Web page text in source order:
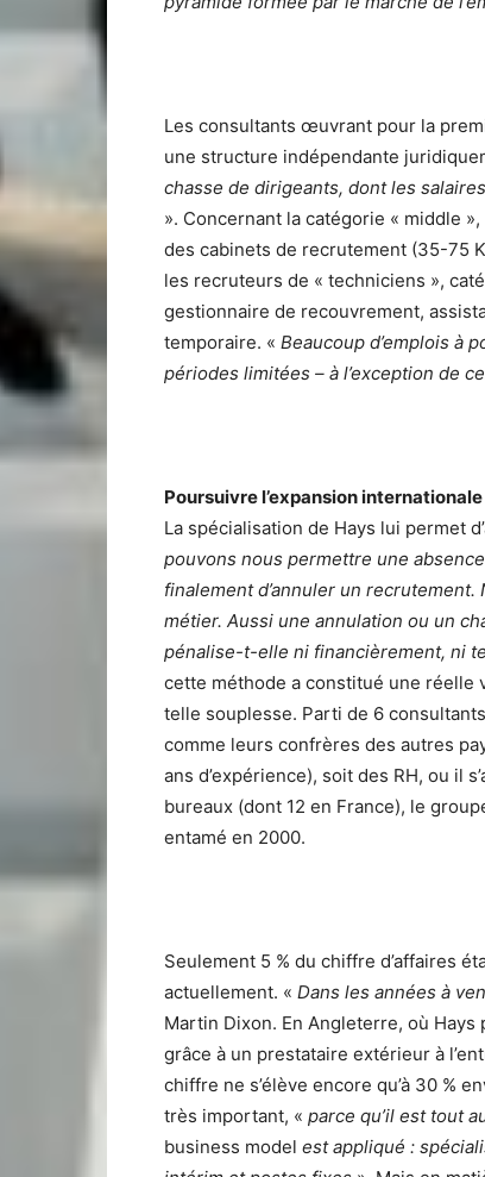
Les consultants œuvrant pour la
une structure indépendante
chasse de dirigeants, dont les
». Concernant la catégorie « middle
des cabinets de recrutement (35-75
les recruteurs de « techniciens »,
gestionnaire de recouvrement,
temporaire. « Beaucoup d’emplois à
périodes limitées – à l’exception de
Poursuivre l’expansion internationale
La spécialisation de Hays lui permet
pouvons nous permettre une
finalement d’annuler un
métier. Aussi une annulation ou un
pénalise-t-elle ni financièrement, ni
cette méthode a constitué une réelle
telle souplesse. Parti de 6
comme leurs confrères des autres
ans d’expérience), soit des RH, ou il
bureaux (dont 12 en France), le
entamé en 2000.
Seulement 5 % du chiffre d’affaires
actuellement. « Dans les années à
Martin Dixon. En Angleterre, où
grâce à un prestataire extérieur à
chiffre ne s’élève encore qu’à 30 %
très important, « parce qu’il est tout
business model est appliqué :